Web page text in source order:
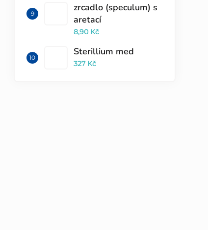
zrcadlo (speculum) s
aretací
8,90 Kč
Sterillium med
327 Kč